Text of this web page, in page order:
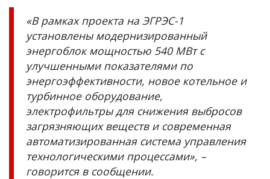
«В рамках проекта на ЭГРЭС-1
установлены модернизированный
энергоблок мощностью 540 МВт с
улучшенными показателями по
энергоэффективности, новое котельное и
турбинное оборудование,
электрофильтры для снижения выбросов
загрязняющих веществ и современная
автоматизированная система управления
технологическими процессами», –
говорится в сообщении.